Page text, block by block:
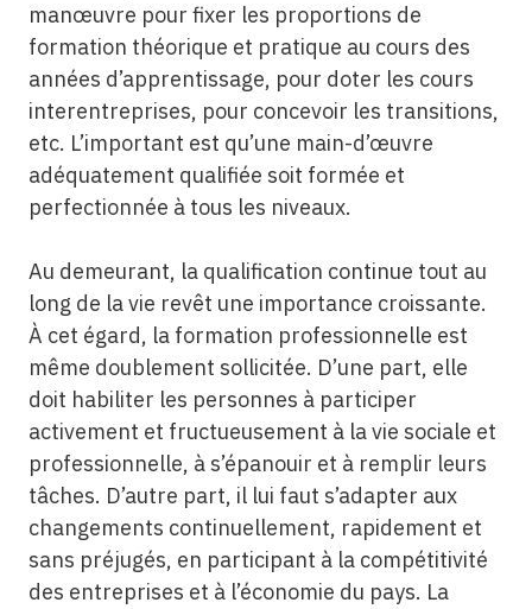
manœuvre pour fixer les proportions de
formation théorique et pratique au cours des
années d’apprentissage, pour doter les cours
interentreprises, pour concevoir les transitions,
etc. L’important est qu’une main-d’œuvre
adéquatement qualifiée soit formée et
perfectionnée à tous les niveaux.
Au demeurant, la qualification continue tout au
long de la vie revêt une importance croissante.
À cet égard, la formation professionnelle est
même doublement sollicitée. D’une part, elle
doit habiliter les personnes à participer
activement et fructueusement à la vie sociale et
professionnelle, à s’épanouir et à remplir leurs
tâches. D’autre part, il lui faut s’adapter aux
changements continuellement, rapidement et
sans préjugés, en participant à la compétitivité
des entreprises et à l’économie du pays. La